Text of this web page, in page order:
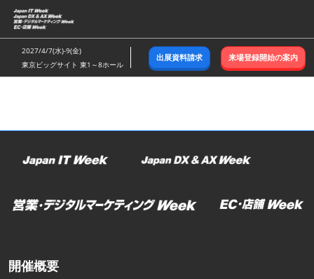
ス
キ
ッ
し
む
2027/4/7(水)-9(金)
東京ビッグサイト 東1～8ホール
出展資料請求 来場登録開始の案内
開催概要